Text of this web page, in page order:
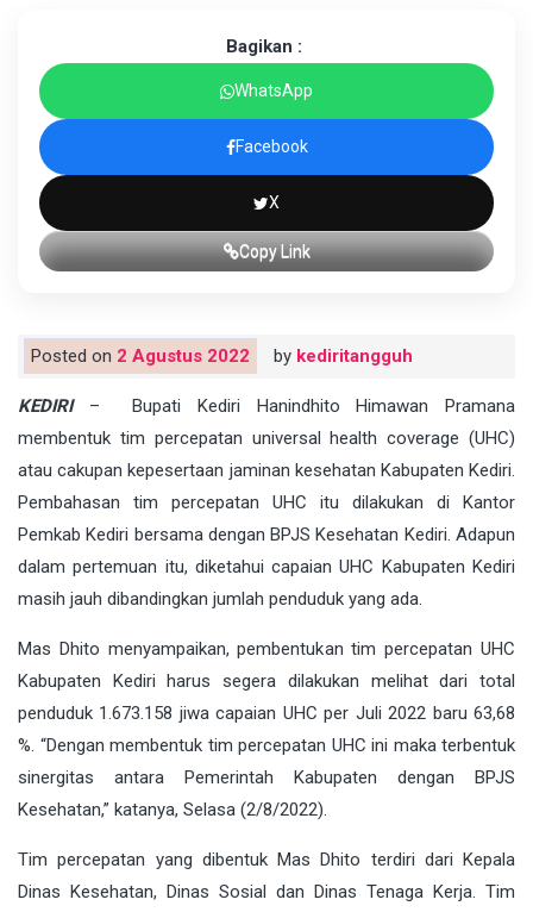
Bagikan :
WhatsApp
Facebook
X
Copy Link
Posted on 2 Agustus 2022 by kediritangguh
KEDIRI– Bupati Kediri Hanindhito Himawan Pramana
membentuk tim percepatan universal health coverage (UHC)
atau cakupan kepesertaan jaminan kesehatan Kabupaten Kediri.
Pembahasan tim percepatan UHC itu dilakukan di Kantor
Pemkab Kediri bersama dengan BPJS Kesehatan Kediri. Adapun
dalam pertemuan itu, diketahui capaian UHC Kabupaten Kediri
masih jauh dibandingkan jumlah penduduk yang ada.
Mas Dhito menyampaikan, pembentukan tim percepatan UHC
Kabupaten Kediri harus segera dilakukan melihat dari total
penduduk 1.673.158 jiwa capaian UHC per Juli 2022 baru 63,68
%. “Dengan membentuk tim percepatan UHC ini maka terbentuk
sinergitas antara Pemerintah Kabupaten dengan BPJS
Kesehatan,” katanya, Selasa (2/8/2022).
Tim percepatan yang dibentuk Mas Dhito terdiri dari Kepala
Dinas Kesehatan, Dinas Sosial dan Dinas Tenaga Kerja. Tim